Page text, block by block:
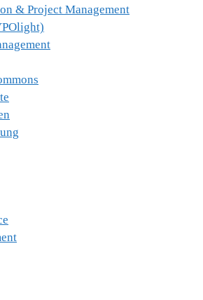
& Project Management